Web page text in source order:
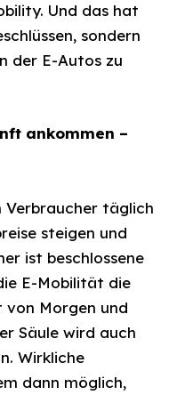
Und das hat
sondern
der E-Autos zu
ankommen –
Verbraucher täglich
steigen und
ist beschlossene
E-Mobilität die
von Morgen und
Säule wird auch
Wirkliche
dann möglich,